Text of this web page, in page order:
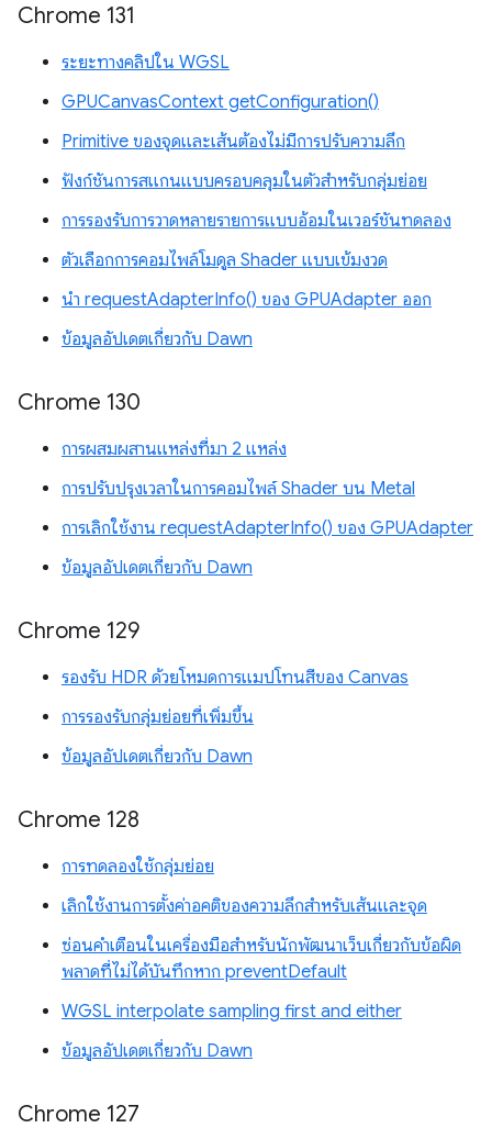
Chrome 131
ระยะทางคลิปใน WGSL
GPUCanvasContext getConfiguration()
Primitive ของจุดและเส้นต้องไม่มีการปรับความลึก
ฟังก์ชันการสแกนแบบครอบคลุมในตัวสำหรับกลุ่มย่อย
การรองรับการวาดหลายรายการแบบอ้อมในเวอร์ชันทดลอง
ตัวเลือกการคอมไพล์โมดูล Shader แบบเข้มงวด
นำ requestAdapterInfo() ของ GPUAdapter ออก
ข้อมูลอัปเดตเกี่ยวกับ Dawn
Chrome 130
การผสมผสานแหล่งที่มา 2 แหล่ง
การปรับปรุงเวลาในการคอมไพล์ Shader บน Metal
การเลิกใช้งาน requestAdapterInfo() ของ GPUAdapter
ข้อมูลอัปเดตเกี่ยวกับ Dawn
Chrome 129
รองรับ HDR ด้วยโหมดการแมปโทนสีของ Canvas
การรองรับกลุ่มย่อยที่เพิ่มขึ้น
ข้อมูลอัปเดตเกี่ยวกับ Dawn
Chrome 128
การทดลองใช้กลุ่มย่อย
เลิกใช้งานการตั้งค่าอคติของความลึกสำหรับเส้นและจุด
ซ่อนคำเตือนในเครื่องมือสำหรับนักพัฒนาเว็บเกี่ยวกับข้อผิด
พลาดที่ไม่ได้บันทึกหาก preventDefault
WGSL interpolate sampling first and either
ข้อมูลอัปเดตเกี่ยวกับ Dawn
Chrome 127